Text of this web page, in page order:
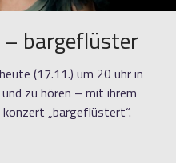
bargeflüster
(17.11.) um 20 uhr in
zu hören – mit ihrem
„bargeflüstert“.